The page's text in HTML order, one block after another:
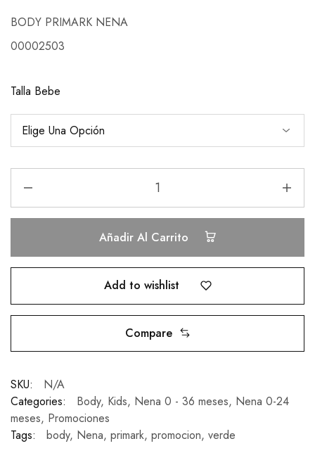
BODY PRIMARK NENA
00002503
Talla Bebe
Añadir Al Carrito
Add to wishlist
Compare
SKU:
N/A
Categories:
Body, Kids, Nena 0 - 36 meses, Nena 0-24
meses, Promociones
Tags:
body, Nena, primark, promocion, verde